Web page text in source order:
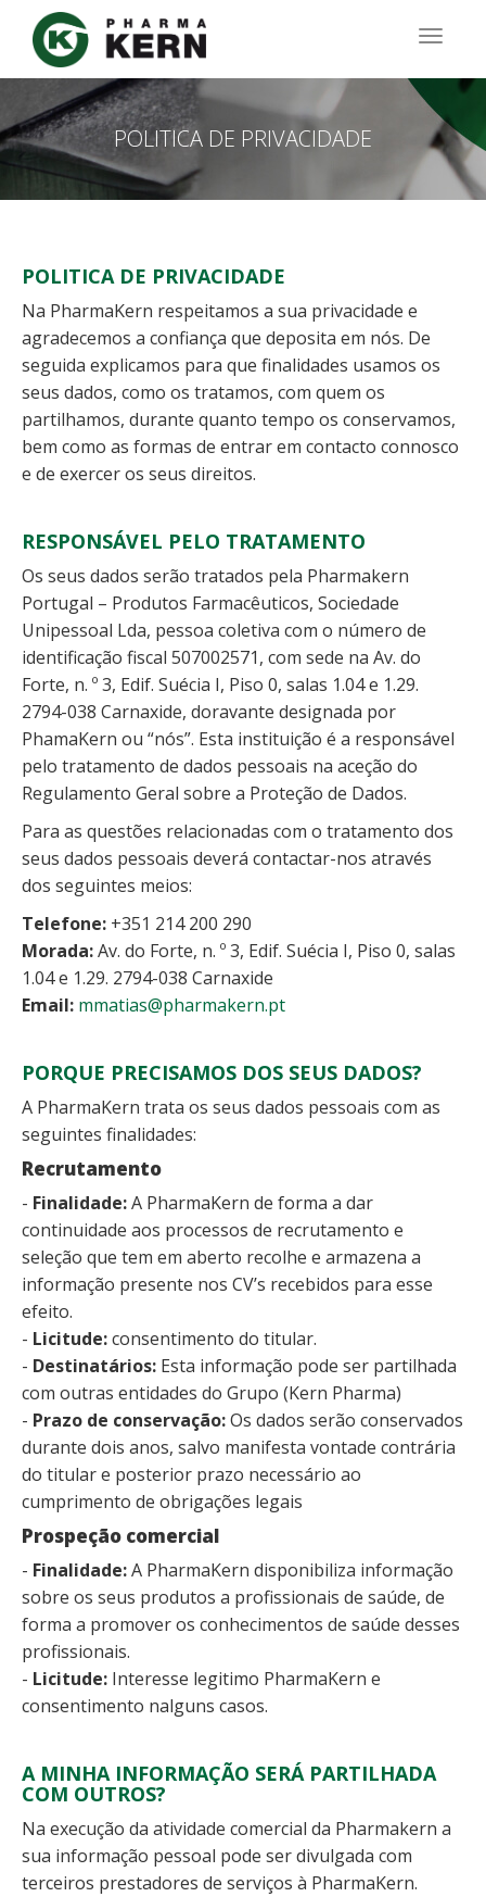
Passar
para
conteúdo
principal
POLITICA DE PRIVACIDADE
POLITICA DE PRIVACIDADE
Na PharmaKern respeitamos a sua privacidade e
agradecemos a confiança que deposita em nós. De
seguida explicamos para que finalidades usamos os
seus dados, como os tratamos, com quem os
partilhamos, durante quanto tempo os conservamos,
bem como as formas de entrar em contacto connosco
e de exercer os seus direitos.
RESPONSÁVEL PELO TRATAMENTO
Os seus dados serão tratados pela Pharmakern
Portugal – Produtos Farmacêuticos, Sociedade
Unipessoal Lda, pessoa coletiva com o número de
identificação fiscal 507002571, com sede na Av. do
Forte, n. º 3, Edif. Suécia I, Piso 0, salas 1.04 e 1.29.
2794-038 Carnaxide, doravante designada por
PhamaKern ou “nós”. Esta instituição é a responsável
pelo tratamento de dados pessoais na aceção do
Regulamento Geral sobre a Proteção de Dados.
Para as questões relacionadas com o tratamento dos
seus dados pessoais deverá contactar-nos através
dos seguintes meios:
Telefone: +351 214 200 290
Morada:Av. do Forte, n. º 3, Edif. Suécia I, Piso 0, salas
1.04 e 1.29. 2794-038 Carnaxide
Email: mmatias@pharmakern.pt
PORQUE PRECISAMOS DOS SEUS DADOS?
A PharmaKern trata os seus dados pessoais com as
seguintes finalidades:
Recrutamento
- Finalidade:A PharmaKern de forma a dar
continuidade aos processos de recrutamento e
seleção que tem em aberto recolhe e armazena a
informação presente nos CV’s recebidos para esse
efeito.
- Licitude:consentimento do titular.
- Destinatários: Esta informação pode ser partilhada
com outras entidades do Grupo (Kern Pharma)
- Prazo de conservação:Os dados serão conservados
durante dois anos, salvo manifesta vontade contrária
do titular e posterior prazo necessário ao
cumprimento de obrigações legais
Prospeção comercial
- Finalidade:A PharmaKern disponibiliza informação
sobre os seus produtos a profissionais de saúde, de
forma a promover os conhecimentos de saúde desses
profissionais.
- Licitude: Interesse legitimo PharmaKern e
consentimento nalguns casos.
A MINHA INFORMAÇÃO SERÁ PARTILHADA
COM OUTROS?
Na execução da atividade comercial da Pharmakern a
sua informação pessoal pode ser divulgada com
terceiros prestadores de serviços à PharmaKern.